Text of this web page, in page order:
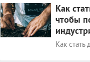
Как
чтобы
Как